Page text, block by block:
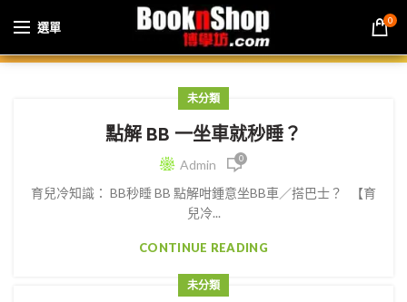
選單 0
未分類
點解 BB 一坐車就秒睡？
Admin 0
育兒冷知識： BB秒睡 BB 點解咁鍾意坐BB車／搭巴士？ 【育
兒冷...
CONTINUE READING
未分類